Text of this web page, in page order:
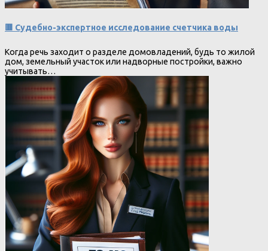
🟥 Судебно-экспертное исследование счетчика воды
Когда речь заходит о разделе домовладений, будь то жилой
дом, земельный участок или надворные постройки, важно
учитывать…